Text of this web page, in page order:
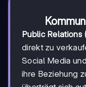
Public Relations
direkt zu
Social Media
ihre Beziehung